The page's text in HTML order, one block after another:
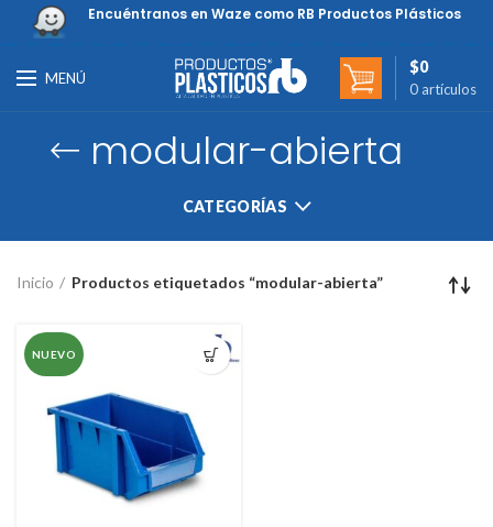
Encuéntranos en Waze como RB Productos Plásticos
MENÚ
0 artículos
$0
modular-abierta
CATEGORÍAS
Inicio Productos etiquetados “modular-abierta”
NUEVO